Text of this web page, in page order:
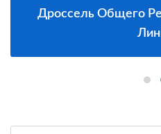
Дроссель Общего